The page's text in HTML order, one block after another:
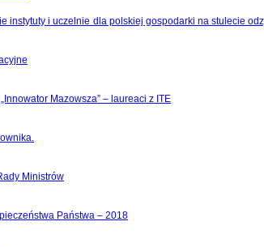
instytuty i uczelnie dla polskiej gospodarki na stulecie
Mazowsza” – laureaci z ITE
Ministrów
Państwa – 2018